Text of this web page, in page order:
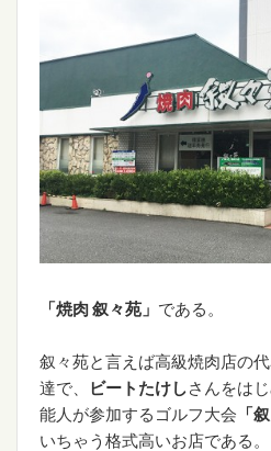
「焼肉 叙々苑」 である。
叙々苑と言えば高級焼肉店の
達で、
ビートたけしさんをは
能人が参加するゴルフ大会 「
いちゃう格式高いお店である。